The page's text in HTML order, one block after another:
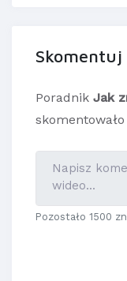
Poradnik Jak
Pozostało 1500